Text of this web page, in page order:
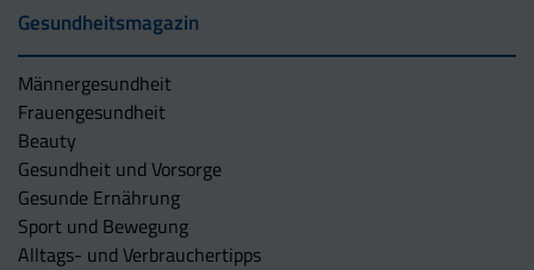
Gesundheitsmagazin
Männergesundheit
Frauengesundheit
Beauty
Gesundheit und Vorsorge
Gesunde Ernährung
Sport und Bewegung
Alltags- und Verbrauchertipps